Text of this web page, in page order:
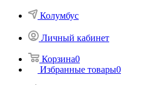
Колумбус
Личный кабинет
Корзина0
Избранные товары0